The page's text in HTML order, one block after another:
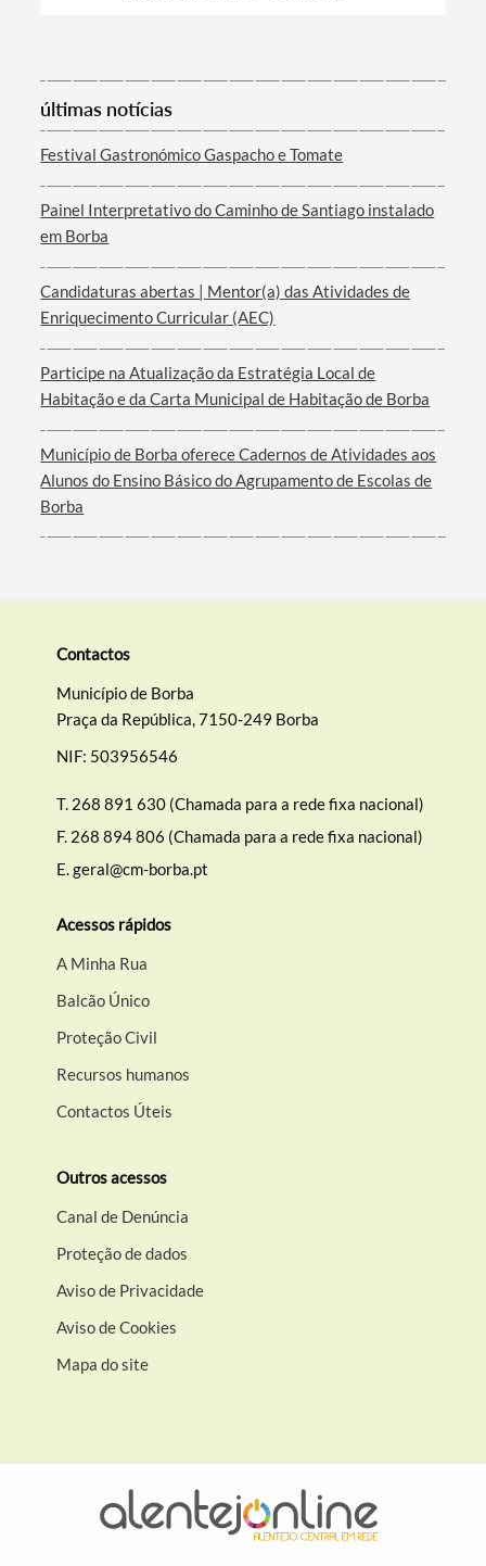
Termo de Pesquisa
Categorias gerais
Filtros
últimas notícias
Festival Gastronómico Gaspacho e Tomate
Painel Interpretativo do Caminho de Santiago instalado
em Borba
Candidaturas abertas | Mentor(a) das Atividades de
Enriquecimento Curricular (AEC)
Participe na Atualização da Estratégia Local de
Habitação e da Carta Municipal de Habitação de Borba
Município de Borba oferece Cadernos de Atividades aos
Alunos do Ensino Básico do Agrupamento de Escolas de
Borba
Contactos
Município de Borba
Praça da República, 7150-249 Borba
NIF: 503956546
T. 268 891 630 (Chamada para a rede fixa nacional)
F. 268 894 806 (Chamada para a rede fixa nacional)
E.geral@cm-borba.pt
Acessos rápidos
A Minha Rua
Balcão Único
Proteção Civil
Recursos humanos
Contactos Úteis
Outros acessos
Canal de Denúncia
Proteção de dados
Aviso de Privacidade
Aviso de Cookies
Mapa do site